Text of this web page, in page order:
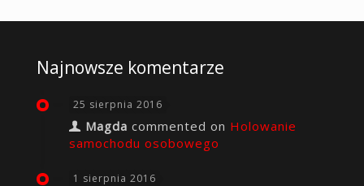
Najnowsze komentarze
25 sierpnia 2016
Magda commented on Holowanie
samochodu osobowego
1 sierpnia 2016